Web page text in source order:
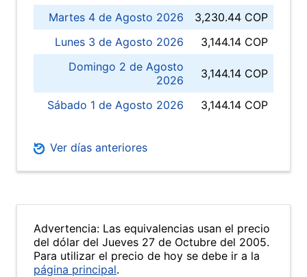
Martes 4 de Agosto 2026
3,230.44 COP
Lunes 3 de Agosto 2026
3,144.14 COP
Domingo 2 de Agosto
2026
3,144.14 COP
Sábado 1 de Agosto 2026 3,144.14 COP
Ver días anteriores
Advertencia: Las equivalencias usan el precio
del dólar del Jueves 27 de Octubre del 2005.
Para utilizar el precio de hoy se debe ir a la
página principal.